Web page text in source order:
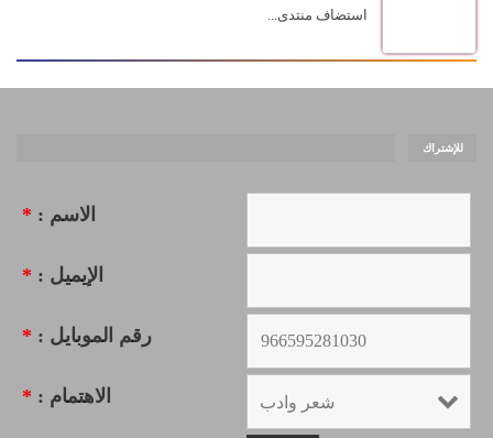
استضاف منتدى...
للإشتراك
الاسم : *
الإيميل : *
رقم الموبايل : *
الاهتمام : *